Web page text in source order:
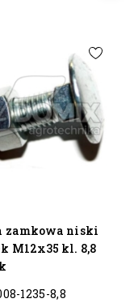
zamkowa niski
M12x35 kl. 8,8
1235-8,8